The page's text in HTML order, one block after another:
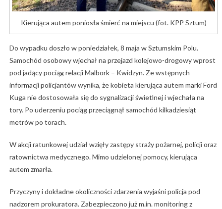
Kierująca autem poniosła śmierć na miejscu (fot. KPP Sztum)
Do wypadku doszło w poniedziałek, 8 maja w Sztumskim Polu.
Samochód osobowy wjechał na przejazd kolejowo-drogowy wprost
pod jadący pociąg relacji Malbork – Kwidzyn. Ze wstępnych
informacji policjantów wynika, że kobieta kierująca autem marki Ford
Kuga nie dostosowała się do sygnalizacji świetlnej i wjechała na
tory. Po uderzeniu pociąg przeciągnął samochód kilkadziesiąt
metrów po torach.
W akcji ratunkowej udział wzięły zastępy straży pożarnej, policji oraz
ratownictwa medycznego. Mimo udzielonej pomocy, kierująca
autem zmarła.
Przyczyny i dokładne okoliczności zdarzenia wyjaśni policja pod
nadzorem prokuratora. Zabezpieczono już m.in. monitoring z